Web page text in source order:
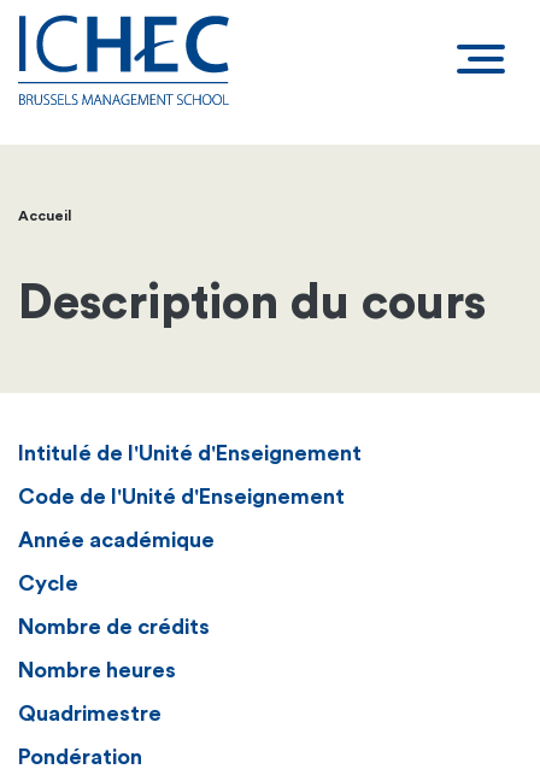
Fil
d'Ariane
Accueil
Description du cours
Intitulé de l'Unité d'Enseignement
Code de l'Unité d'Enseignement
Année académique
Cycle
Nombre de crédits
Nombre heures
Quadrimestre
Pondération